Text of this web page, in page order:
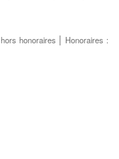
hors honoraires | Honoraires :